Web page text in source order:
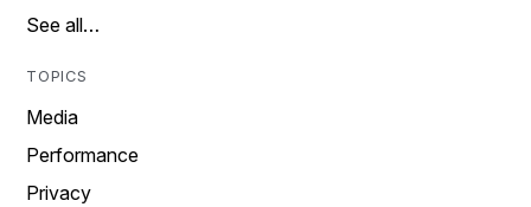
See all…
TOPICS
Media
Performance
Privacy